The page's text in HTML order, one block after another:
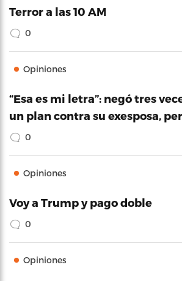
Terror a las 10 AM
0
Opiniones
“Esa es mi letra”: negó tres
un plan contra su exesposa,
0
Opiniones
Voy a Trump y pago doble
0
Opiniones